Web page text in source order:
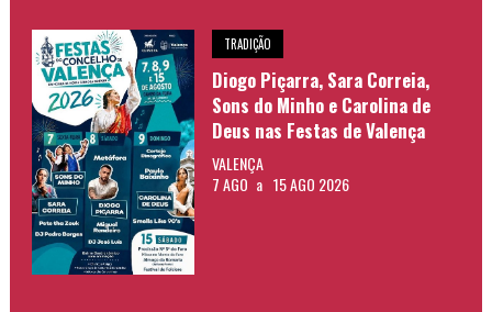
TRADIÇÃO
Diogo Piçarra, Sara Correia,
Sons do Minho e Carolina de
Deus nas Festas de Valença
VALENÇA
7 AGO a 15 AGO 2026